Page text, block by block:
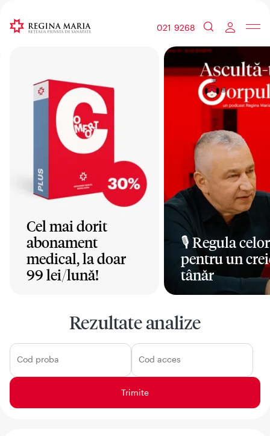
021 9268
Cel mai dorit
abonament
medical, la doar
99 lei/lună!
🎙️ Regula
pentru un
tânăr
Rezultate analize
Cod proba Cod acces